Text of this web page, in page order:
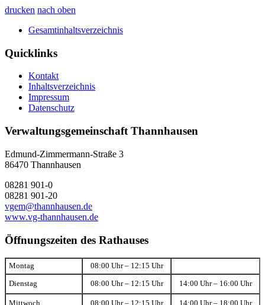
drucken nach oben
Gesamtinhaltsverzeichnis
Quicklinks
Kontakt
Inhaltsverzeichnis
Impressum
Datenschutz
Verwaltungsgemeinschaft Thannhausen
Edmund-Zimmermann-Straße 3
86470 Thannhausen
08281 901-0
08281 901-20
vgem@thannhausen.de
www.vg-thannhausen.de
Öffnungszeiten des Rathauses
Montag 08:00 Uhr – 12:15 Uhr
Dienstag 08:00 Uhr – 12:15 Uhr 14:00 Uhr – 16:00 Uhr